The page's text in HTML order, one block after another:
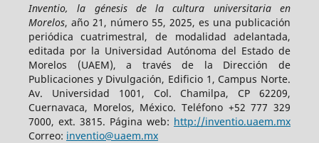
Inventio, la génesis de la cultura universitaria en
Morelos, año 21, número 55, 2025, es una publicación
periódica cuatrimestral, de modalidad adelantada,
editada por la Universidad Autónoma del Estado de
Morelos (UAEM), a través de la Dirección de
Publicaciones y Divulgación, Edificio 1, Campus Norte.
Av. Universidad 1001, Col. Chamilpa, CP 62209,
Cuernavaca, Morelos, México. Teléfono +52 777 329
7000, ext. 3815. Página web: http://inventio.uaem.mx
Correo: inventio@uaem.mx